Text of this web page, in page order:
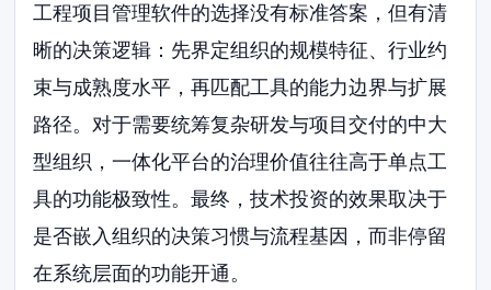
工程项目管理软件的选择没有标准答案，但有清
晰的决策逻辑：先界定组织的规模特征、行业约
束与成熟度水平，再匹配工具的能力边界与扩展
路径。对于需要统筹复杂研发与项目交付的中大
型组织，一体化平台的治理价值往往高于单点工
具的功能极致性。最终，技术投资的效果取决于
是否嵌入组织的决策习惯与流程基因，而非停留
在系统层面的功能开通。